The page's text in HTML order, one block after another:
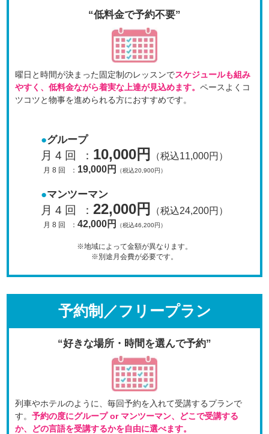
“低料金で予約不要”
曜日と時間が決まった固定制のレッスンでスケジュールも組み
やすく、低料金ながら着実な上達が見込めます。 ペースよくコ
ツコツと物事を進められる方におすすめです。
グループ
月 4 回 ： 10,000円 （税込11,000円）
月 8 回 ： 19,000円 （税込20,900円）
マンツーマン
月 4 回 ： 22,000円 （税込24,200円）
月 8 回 ：42,000円 （税込46,200円）
※地域によって金額が異なります。
※別途月会費が必要です。
予約制／フリープラン
“好きな場所・時間を選んで予約”
列車やホテルのように、毎回予約を入れて受講するプランで
す。 予約の度にグループ or マンツーマン、
どこで受講する
か、どの言語を受講するかを自由に選べます。